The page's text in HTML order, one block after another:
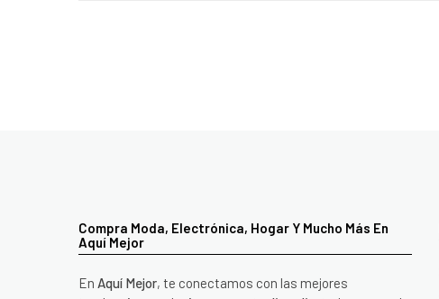
Compra Moda, Electrónica, Hogar Y Mucho Más En
Aquí Mejor
En Aquí Mejor, te conectamos con las mejores